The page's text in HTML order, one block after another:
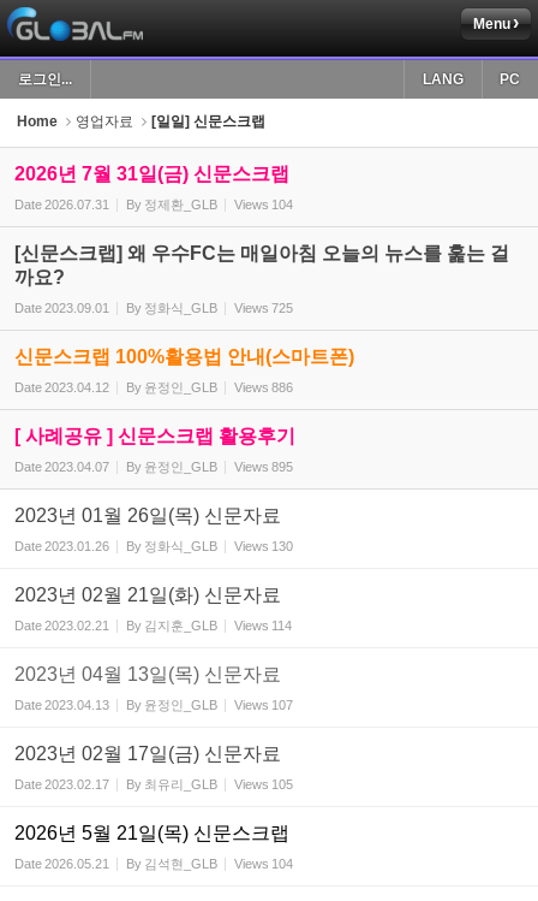
Menu
로그인... PC
LANG
Home 영업자료 [일일] 신문스크랩
2026년 7월 31일(금) 신문스크랩
Date2026.07.31 By 정제환_GLB Views 104
[신문스크랩] 왜 우수FC는 매일아침 오늘의 뉴스를 훑는 걸
까요?
Date2023.09.01 By 정화식_GLB Views 725
신문스크랩 100%활용법 안내(스마트폰)
Date2023.04.12 By 윤정인_GLB Views 886
[ 사례공유 ] 신문스크랩 활용후기
Date2023.04.07 By 윤정인_GLB Views 895
2023년 01월 26일(목) 신문자료
Date2023.01.26 By 정화식_GLB Views 130
2023년 02월 21일(화) 신문자료
Date2023.02.21 By 김지훈_GLB Views 114
2023년 04월 13일(목) 신문자료
Date2023.04.13 By 윤정인_GLB Views 107
2023년 02월 17일(금) 신문자료
Date2023.02.17 By 최유리_GLB Views 105
2026년 5월 21일(목) 신문스크랩
Date2026.05.21 By 김석현_GLB Views 104
Sketchbook5, 스케치북5
Sketchbook5, 스케치북5